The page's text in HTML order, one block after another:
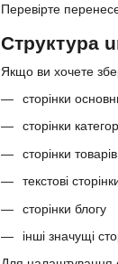
Перевірте
Структура
Якщо ви хочете
сторінки
сторінки
сторінки
текстові
сторінки блогу
інші значущі